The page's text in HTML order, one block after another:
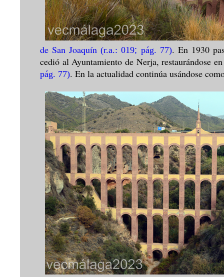
de San Joaquín (r.a.: 019; pág. 77). En 1930
cedió al Ayuntamiento de Nerja, restaurándose
pág. 77). En la actualidad continúa usándose